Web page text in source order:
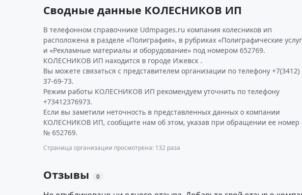
Сводные данные КОЛЕСНИКОВ ИП
В телефонном справочнике Udmpages.ru компания колесников ип
расположена в разделе «Полиграфия», в рубриках «Полиграфические
и «Рекламные материалы и оборудование» под номером 652769.
КОЛЕСНИКОВ ИП находится в городе Ижевск .
Вы можете связаться с представителем организации по телефону +7(3412)
37-69-73.
Режим работы КОЛЕСНИКОВ ИП рекомендуем уточнить по телефону
+73412376973.
Если вы заметили неточность в представленных данных о компании
КОЛЕСНИКОВ ИП, сообщите нам об этом, указав при обращении ее номер
№ 652769.
Страница организации просмотрена: 132 раза
Отзывы 0